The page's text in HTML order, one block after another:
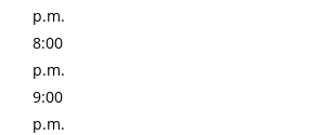
p.m.
8:00
p.m.
9:00
p.m.